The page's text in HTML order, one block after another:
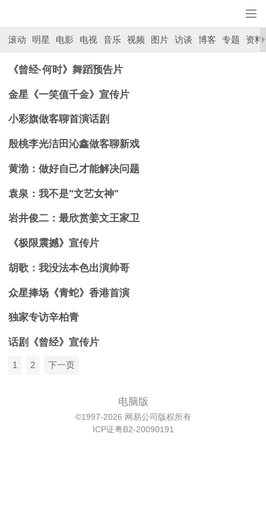
滚动 明星 电影 电视 音乐 视频 图片 访谈 博客 专题 资料
《曾经·何时》舞蹈预告片
金星《一笑值千金》宣传片
小彩旗做客聊首演话剧
殷桃李光洁田沁鑫做客聊新戏
黄渤：做好自己才能解决问题
袁泉：我不是"文艺女神"
岩井俊二：最欣赏姜文王家卫
《极限震撼》宣传片
胡歌：我没法本色出演帅哥
众星捧场《青蛇》香港首演
独家专访辛柏青
话剧《曾经》宣传片
1 2 下一页
电脑版
©1997-2026 网易公司版权所有
ICP证粤B2-20090191